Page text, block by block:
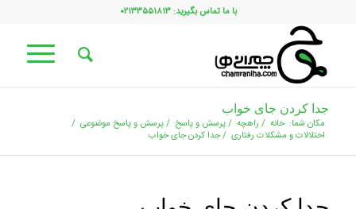
با ما تماس بگیرید: ۰۲۱۳۳۵۵۱۸۱۳
جدا کردن جای خواب
مکان شما: خانه / راهچه /پرسش و پاسخ /پرسش و پاسخ موضوعی /
اختلالات و مشکلات رفتاری /جدا کردن جای خواب